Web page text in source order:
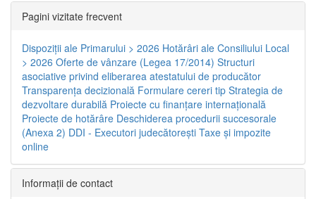
Pagini vizitate frecvent
Dispoziţii ale Primarului > 2026 Hotărâri ale Consiliului Local
> 2026 Oferte de vânzare (Legea 17/2014) Structuri
asociative privind eliberarea atestatului de producător
Transparenţa decizională Formulare cereri tip Strategia de
dezvoltare durabilă Proiecte cu finanţare internaţională
Proiecte de hotărâre Deschiderea procedurii succesorale
(Anexa 2) DDI - Executori judecătorești Taxe şi impozite
online
Informaţii de contact